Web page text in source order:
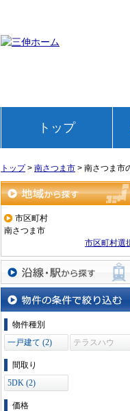
トップ
トップ> 南さつま市 > 南さつま市
地域から探す
市区町村
南さつま市
市区町村選
沿線・駅から探す
物件の条件で絞り込む
物件種別
一戸建て (2)
テラスハウ
間取り
5DK (2)
価格